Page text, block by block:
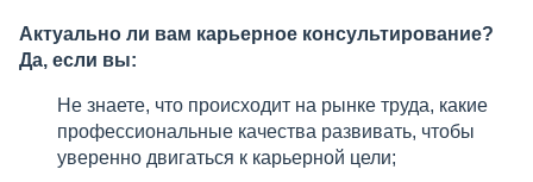
Актуально ли вам карьерное консультирование?
Да, если вы:
Не знаете, что происходит на рынке труда, какие
профессиональные качества развивать, чтобы
уверенно двигаться к карьерной цели;